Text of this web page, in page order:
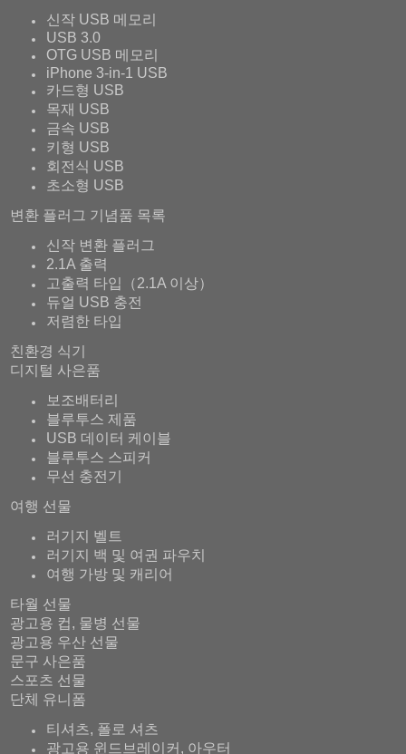
신작 USB 메모리
USB 3.0
OTG USB 메모리
iPhone 3-in-1 USB
카드형 USB
목재 USB
금속 USB
키형 USB
회전식 USB
초소형 USB
변환 플러그 기념품 목록
신작 변환 플러그
2.1A 출력
고출력 타입（2.1A 이상）
듀얼 USB 충전
저렴한 타입
친환경 식기
디지털 사은품
보조배터리
블루투스 제품
USB 데이터 케이블
블루투스 스피커
무선 충전기
여행 선물
러기지 벨트
러기지 백 및 여권 파우치
여행 가방 및 캐리어
타월 선물
광고용 컵, 물병 선물
광고용 우산 선물
문구 사은품
스포츠 선물
단체 유니폼
티셔츠, 폴로 셔츠
광고용 윈드브레이커, 아우터